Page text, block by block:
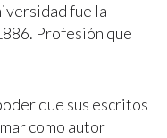
fue la
Profesión que
que sus escritos
como autor